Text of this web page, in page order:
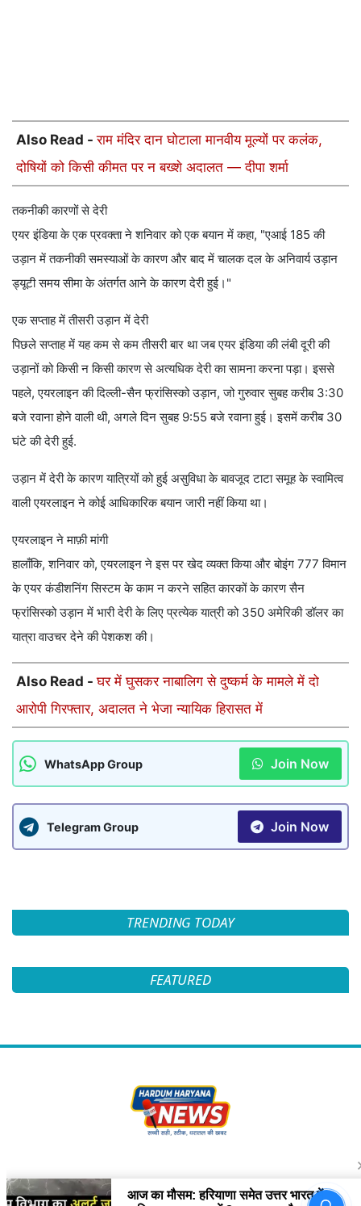
Also Read -राम मंदिर दान घोटाला मानवीय मूल्यों पर कलंक,
दोषियों को किसी कीमत पर न बख्शे अदालत — दीपा शर्मा
तकनीकी कारणों से देरी
एयर इंडिया के एक प्रवक्ता ने शनिवार को एक बयान में कहा, "एआई 185 की
उड़ान में तकनीकी समस्याओं के कारण और बाद में चालक दल के अनिवार्य उड़ान
ड्यूटी समय सीमा के अंतर्गत आने के कारण देरी हुई।"
एक सप्ताह में तीसरी उड़ान में देरी
पिछले सप्ताह में यह कम से कम तीसरी बार था जब एयर इंडिया की लंबी दूरी की
उड़ानों को किसी न किसी कारण से अत्यधिक देरी का सामना करना पड़ा। इससे
पहले, एयरलाइन की दिल्ली-सैन फ्रांसिस्को उड़ान, जो गुरुवार सुबह करीब 3:30
बजे रवाना होने वाली थी, अगले दिन सुबह 9:55 बजे रवाना हुई। इसमें करीब 30
घंटे की देरी हुई.
उड़ान में देरी के कारण यात्रियों को हुई असुविधा के बावजूद टाटा समूह के स्वामित्व
वाली एयरलाइन ने कोई आधिकारिक बयान जारी नहीं किया था।
एयरलाइन ने माफ़ी मांगी
हालाँकि, शनिवार को, एयरलाइन ने इस पर खेद व्यक्त किया और बोइंग 777 विमान
के एयर कंडीशनिंग सिस्टम के काम न करने सहित कारकों के कारण सैन
फ्रांसिस्को उड़ान में भारी देरी के लिए प्रत्येक यात्री को 350 अमेरिकी डॉलर का
यात्रा वाउचर देने की पेशकश की।
Also Read -घर में घुसकर नाबालिग से दुष्कर्म के मामले में दो
आरोपी गिरफ्तार, अदालत ने भेजा न्यायिक हिरासत में
WhatsApp Group Join Now
Telegram Group Join Now
TRENDING TODAY
FEATURED
Follow Us